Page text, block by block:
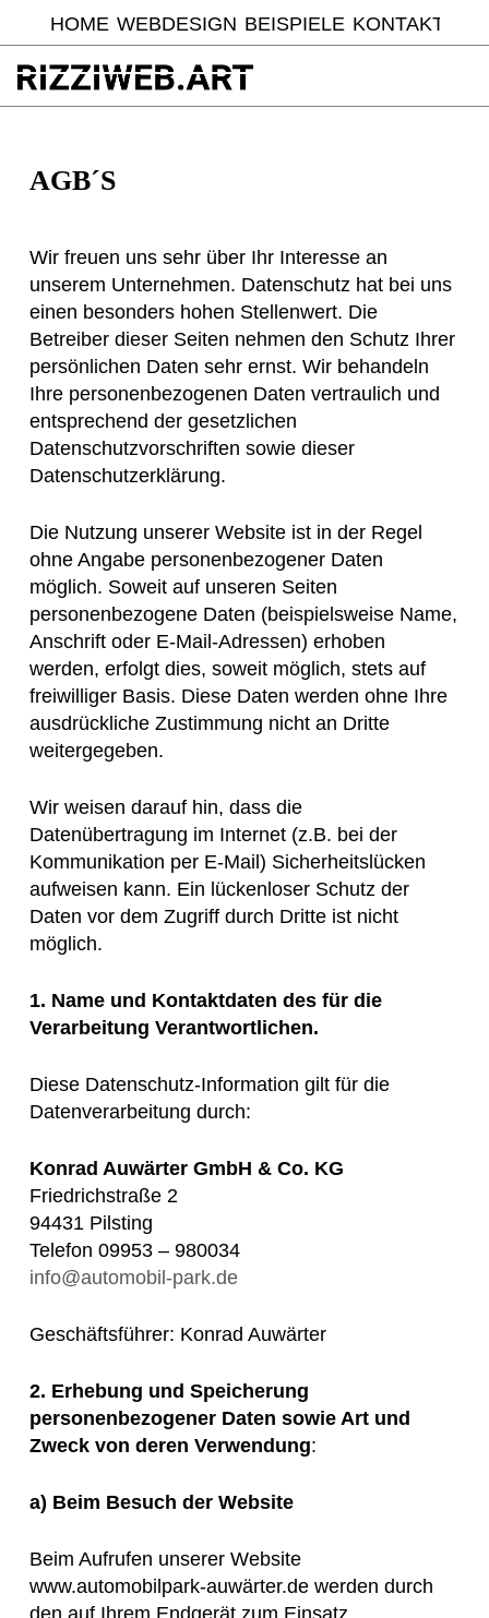
HOME WEBDESIGN BEISPIELE KONTAKT
AGB´S
Wir freuen uns sehr über Ihr Interesse an
unserem Unternehmen. Datenschutz hat bei uns
einen besonders hohen Stellenwert. Die
Betreiber dieser Seiten nehmen den Schutz Ihrer
persönlichen Daten sehr ernst. Wir behandeln
Ihre personenbezogenen Daten vertraulich und
entsprechend der gesetzlichen
Datenschutzvorschriften sowie dieser
Datenschutzerklärung.
Die Nutzung unserer Website ist in der Regel
ohne Angabe personenbezogener Daten
möglich. Soweit auf unseren Seiten
personenbezogene Daten (beispielsweise Name,
Anschrift oder E-Mail-Adressen) erhoben
werden, erfolgt dies, soweit möglich, stets auf
freiwilliger Basis. Diese Daten werden ohne Ihre
ausdrückliche Zustimmung nicht an Dritte
weitergegeben.
Wir weisen darauf hin, dass die
Datenübertragung im Internet (z.B. bei der
Kommunikation per E-Mail) Sicherheitslücken
aufweisen kann. Ein lückenloser Schutz der
Daten vor dem Zugriff durch Dritte ist nicht
möglich.
1. Name und Kontaktdaten des für die
Verarbeitung Verantwortlichen.
Diese Datenschutz-Information gilt für die
Datenverarbeitung durch:
Konrad Auwärter GmbH & Co. KG
Friedrichstraße 2
94431 Pilsting
Telefon 09953 – 980034
info@automobil-park.de
Geschäftsführer: Konrad Auwärter
2. Erhebung und Speicherung
personenbezogener Daten sowie Art und
Zweck von deren Verwendung:
a) Beim Besuch der Website
Beim Aufrufen unserer Website
www.automobilpark-auwärter.de werden durch
den auf Ihrem Endgerät zum Einsatz